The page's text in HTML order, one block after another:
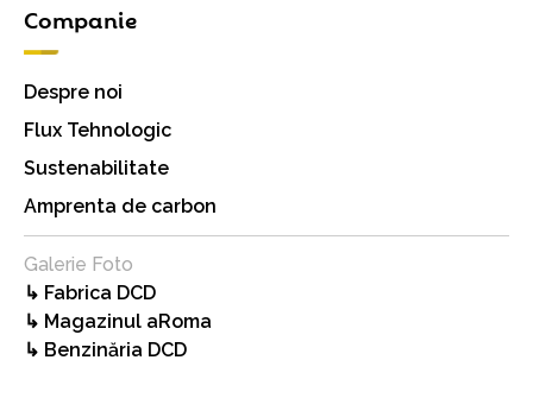
Companie
Despre noi
Flux Tehnologic
Sustenabilitate
Amprenta de carbon
Galerie Foto
↳ Fabrica DCD
↳ Magazinul aRoma
↳ Benzinăria DCD